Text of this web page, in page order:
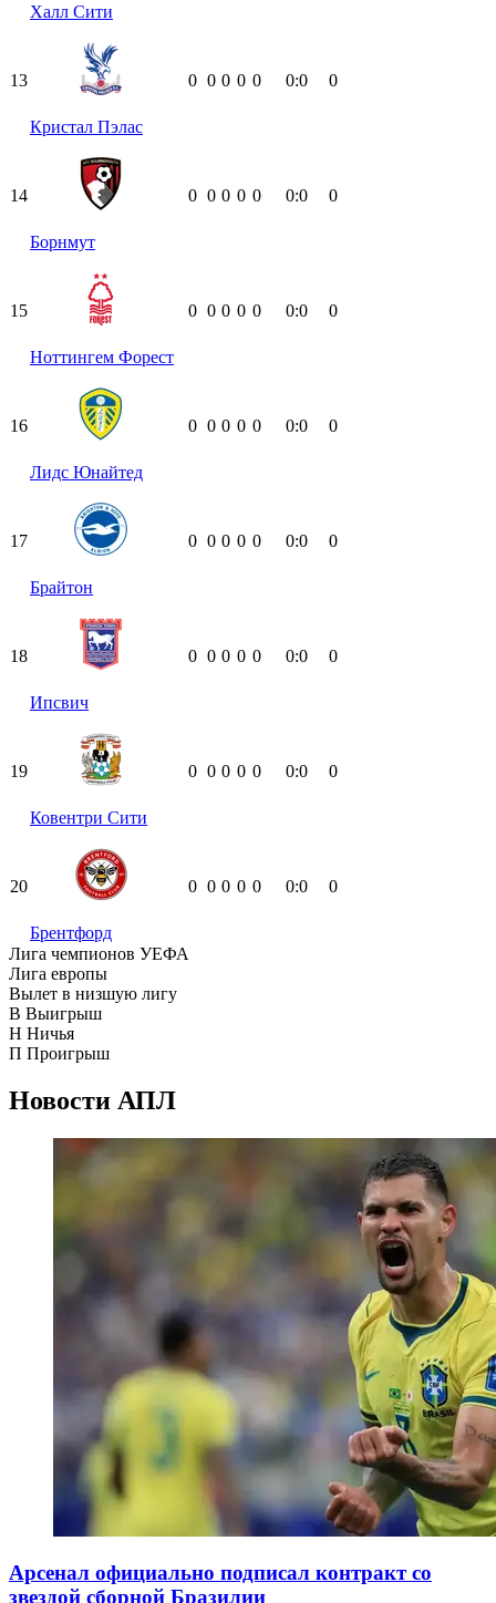
Халл Сити
13
Кристал Пэлас
0 0 0 0 0 0:0 0
14
Борнмут
0 0 0 0 0 0:0 0
15
Ноттингем Форест
0 0 0 0 0 0:0 0
16
Лидс Юнайтед
0 0 0 0 0 0:0 0
17
Брайтон
0 0 0 0 0 0:0 0
18
Ипсвич
0 0 0 0 0 0:0 0
19
Ковентри Сити
0 0 0 0 0 0:0 0
20
Брентфорд
0 0 0 0 0 0:0 0
Лига чемпионов УЕФА
Лига европы
Вылет в низшую лигу
В Выигрыш
Н Ничья
П Проигрыш
Новости АПЛ
Арсенал официально подписал контракт со
звездой сборной Бразилии